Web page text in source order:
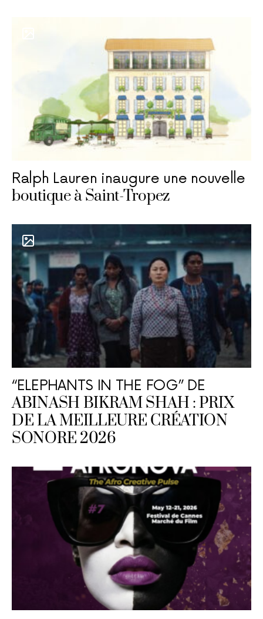
Ralph Lauren inaugure une nouvelle
boutique à Saint-Tropez
“ELEPHANTS IN THE FOG” DE
ABINASH BIKRAM SHAH : PRIX
DE LA MEILLEURE CRÉATION
SONORE 2026